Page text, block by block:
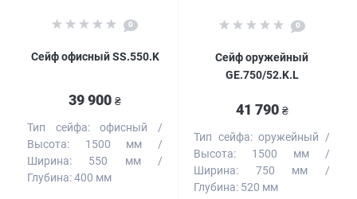
0
Сейф офисный SS.550.K
39 900 ₴
Тип сейфа:
офисный
Высота:
1500 мм
Ширина:
550 мм
Глубина:400 мм
0
Сейф оружейный
GE.750/52.K.L
41 790 ₴
Тип сейфа: оружейный
Высота:
1500 мм
Ширина:
750 мм
Глубина: 520 мм